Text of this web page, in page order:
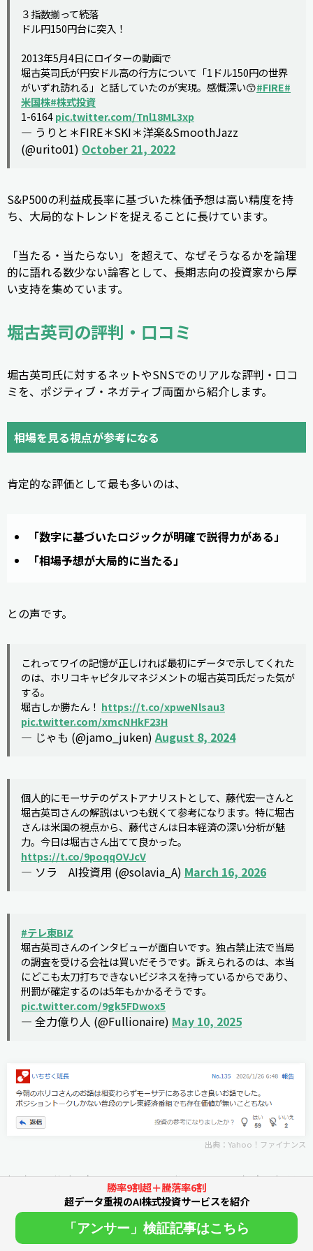
３指数揃って続落
ドル円150円台に突入！
2013年5月4日にロイターの動画で
堀古英司氏が円安ドル高の行方について「1ドル150円の世界
がいずれ訪れる」と話していたのが実現。感慨深い😙#FIRE#
米国株#株式投資
1-6164pic.twitter.com/Tnl18ML3xp
— うりと＊FIRE＊SKI＊洋楽&SmoothJazz
(@urito01) October 21, 2022
S&P500の利益成長率に基づいた株価予想は高い精度を持
ち、大局的なトレンドを捉えることに長けています。
「当たる・当たらない」を超えて、なぜそうなるかを論理
的に語れる数少ない論客として、長期志向の投資家から厚
い支持を集めています。
堀古英司の評判・口コミ
堀古英司氏に対するネットやSNSでのリアルな評判・口コ
ミを、ポジティブ・ネガティブ両面から紹介します。
相場を見る視点が参考になる
肯定的な評価として最も多いのは、
「数字に基づいたロジックが明確で説得力がある」
「相場予想が大局的に当たる」
との声です。
これってワイの記憶が正しければ最初にデータで示してくれた
のは、ホリコキャピタルマネジメントの堀古英司氏だった気が
する。
堀古しか勝たん！ https://t.co/xpweNlsau3
pic.twitter.com/xmcNHkF23H
— じゃも (@jamo_juken)August 8, 2024
個人的にモーサテのゲストアナリストとして、藤代宏一さんと
堀古英司さんの解説はいつも鋭くて参考になります。特に堀古
さんは米国の視点から、藤代さんは日本経済の深い分析が魅
力。今日は堀古さん出てて良かった。
https://t.co/9poqqOVJcV
— ソラ AI投資用 (@solavia_A) March 16, 2026
#テレ東BIZ
堀古英司さんのインタビューが面白いです。独占禁止法で当局
の調査を受ける会社は買いだそうです。訴えられるのは、本当
にどこも太刀打ちできないビジネスを持っているからであり、
刑罰が確定するのは5年もかかるそうです。
pic.twitter.com/9gk5FDwox5
— 全力億り人 (@Fullionaire) May 10, 2025
出典： Yahoo！ファイナンス
極端な暴落論に偏らず、ウォール街のリアルな視点を提供
してくれる安心感があるとの評価も多いです。
「ニューヨークの空気感を日本にいながら感じられる」と
勝率9割超＋騰落率6割
超データ重視のAI株式投資サービスを紹介
「アンサー」検証記事はこちら